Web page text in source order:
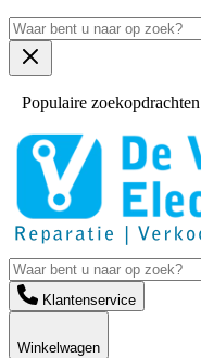
Populaire
Klantenservice
Winkelwagen